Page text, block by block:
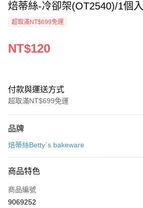
焙蒂絲-冷卻架(OT2540)/1個入
超取滿NT$699免運
NT$120
付款與運送方式
超取滿NT$699免運
信用卡一次付款
運送方式
• 付款後全家取貨
品牌
焙蒂絲Betty`s bakeware
商品特色
商品編號
9069252